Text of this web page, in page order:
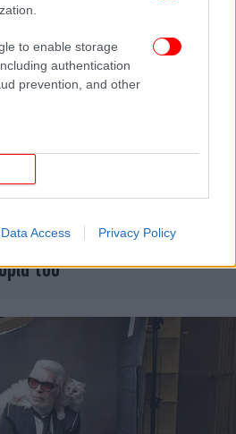
to enable storage
authentication
prevention, and other
Data Access Privacy Policy
Από πού προέρχονται και πού
του